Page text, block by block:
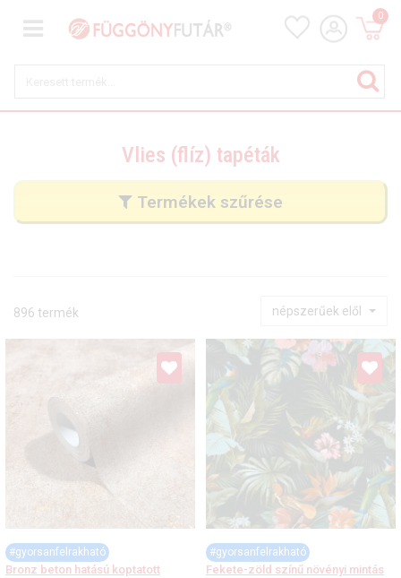
0
Vlies (flíz) tapéták
Termékek szűrése
896 termék népszerűek elől
#gyorsanfelrakható
Bronz beton hatású koptatott
#gyorsanfelrakható
Fekete-zöld színű növényi mintás